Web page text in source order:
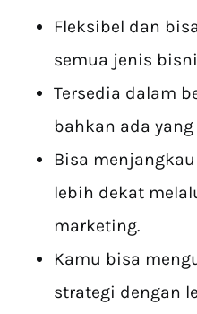
Fleksibel dan
semua jenis
Tersedia dalam
bahkan ada
Bisa
lebih dekat
marketing.
Kamu bisa
strategi dengan